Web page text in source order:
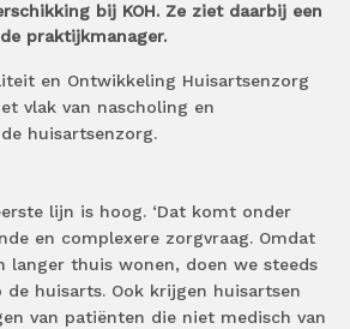
bij KOH. Ze ziet daarbij een
praktijkmanager.
en Ontwikkeling Huisartsenzorg
vlak van nascholing en
huisartsenzorg.
lijn is hoog. ‘Dat komt onder
en complexere zorgvraag. Omdat
langer thuis wonen, doen we steeds
de huisarts. Ook krijgen huisartsen
van patiënten die niet medisch van